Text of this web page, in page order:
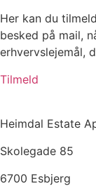
Her kan du
besked på mail,
erhvervslejemål,
Tilmeld
Heimdal Estate
Skolegade 85
6700 Esbjerg